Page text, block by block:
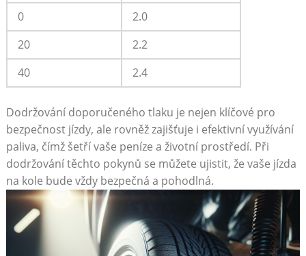
0
2.0
20
2.2
40
2.4
Dodržování doporučeného tlaku je nejen klíčové pro
bezpečnost jízdy, ale rovněž zajišťuje i efektivní využívání
paliva, čímž šetří vaše peníze a životní prostředí. Při
dodržování těchto pokynů se můžete ujistit, že vaše jízda
na kole bude vždy bezpečná a pohodlná.